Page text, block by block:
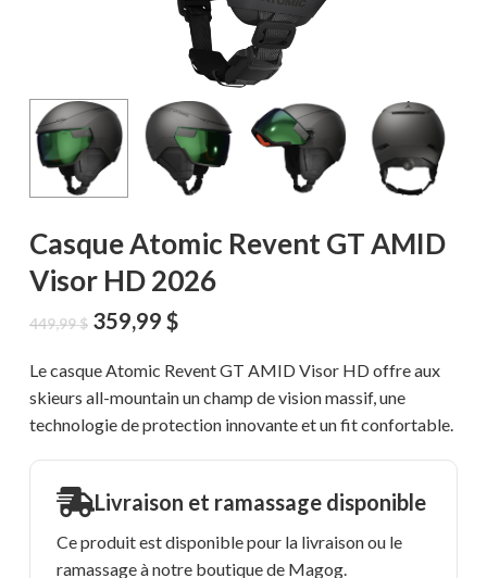
Casque Atomic Revent GT AMID
Visor HD 2026
449,99$ Le
initial
était :
449,99 $.
359,99 $Le
actuel
est :
359,99 $.
Le casque Atomic Revent GT AMID Visor HD offre aux
skieurs all-mountain un champ de vision massif, une
technologie de protection innovante et un fit confortable.
Livraison et ramassage disponible
Ce produit est disponible pour la livraison ou le
ramassage à notre boutique de Magog.